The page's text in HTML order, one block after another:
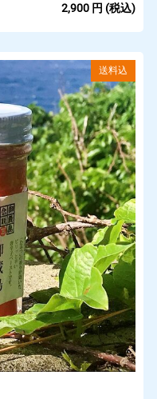
2,900 円 (税込)
送料込